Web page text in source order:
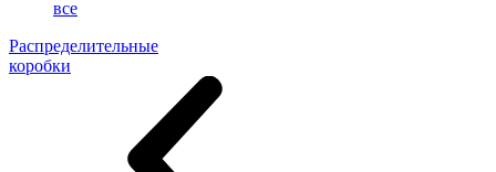
все
Распределительные
коробки